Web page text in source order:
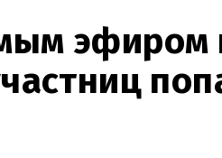
эфиром